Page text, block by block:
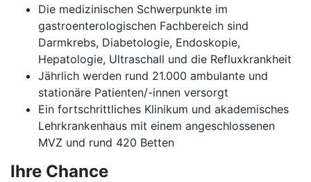
Die medizinischen Schwerpunkte im
gastroenterologischen Fachbereich sind
Darmkrebs, Diabetologie, Endoskopie,
Hepatologie, Ultraschall und die Refluxkrankheit
Jährlich werden rund 21.000 ambulante und
stationäre Patienten/-innen versorgt
Ein fortschrittliches Klinikum und akademisches
Lehrkrankenhaus mit einem angeschlossenen
MVZ und rund 420 Betten
Ihre Chance